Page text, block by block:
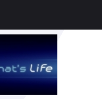
Η χώρα δεν μπορε